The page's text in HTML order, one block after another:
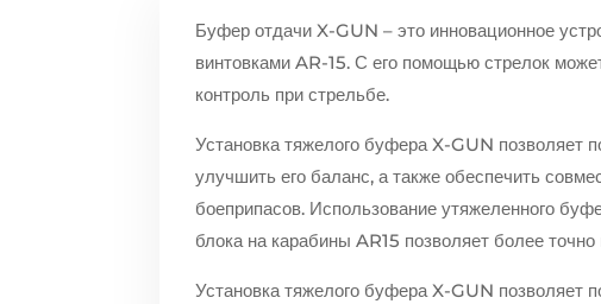
Буфер отдачи X-GUN – это инновационное
винтовками AR-15. С его помощью стрелок
контроль при стрельбе.
Установка тяжелого буфера X-GUN позволяет
улучшить его баланс, а также обеспечить
боеприпасов. Использование утяжеленного
блока на карабины AR15 позволяет более точно
Установка тяжелого буфера X-GUN позволяет